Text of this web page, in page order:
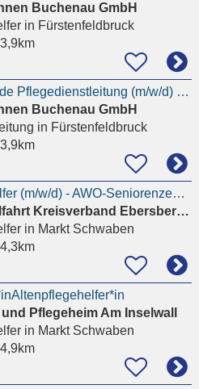
Buchenau GmbH
in Fürstenfeldbruck
Stellvertretende Pflegedienstleitung (m/w/d) - ab sofort -
Buchenau GmbH
in Fürstenfeldbruck
Pflegefachhelfer (m/w/d) - AWO-Seniorenzentrum Markt Schwaben 608/
Arbeiterwohlfahrt Kreisverband Ebersberg e. V.
in Markt Schwaben
Pflegeheim Am Inselwall
in Markt Schwaben